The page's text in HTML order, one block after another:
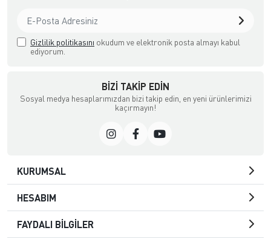
Gizlilik politikasını okudum ve elektronik posta almayı kabul
ediyorum.
BIZI TAKIP EDIN
Sosyal medya hesaplarımızdan bizi takip edin, en yeni ürünlerimizi
kaçırmayın!
KURUMSAL
HESABIM
FAYDALI BİLGİLER